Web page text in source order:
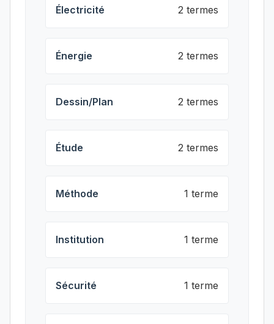
Électricité 2 termes
Énergie 2 termes
Dessin/Plan 2 termes
Étude 2 termes
Méthode 1 terme
Institution 1 terme
Sécurité 1 terme